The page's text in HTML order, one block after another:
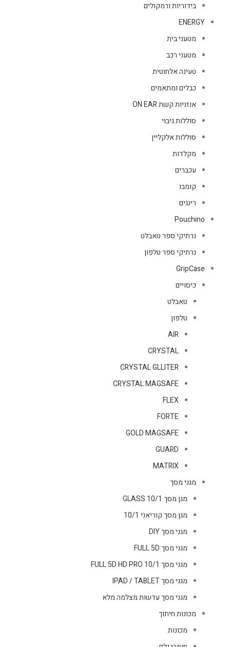
בידוריות ורמקולים
ENERGY
מטעני בית
מטעני רכב
טעינה אלחוטית
כבלים ומתאמים
אוזניות קשת ON EAR
סוללות גיבוי
סוללות אלקליין
מקלדות
עכברים
קומבו
רינגים
Pouchino
נרתיקי ספר טאבלט
נרתיקי ספר טלפון
GripCase
כיסויים
טאבלט
טלפון
AIR
CRYSTAL
CRYSTAL GLLITER
CRYSTAL MAGSAFE
FLEX
FORTE
GOLD MAGSAFE
GUARD
MATRIX
מגני מסך
מגן מסך GLASS 10/1
מגן מסך קוריאני 10/1
מגני מסך DIY
מגני מסך FULL 5D
מגני מסך FULL 5D HD PRO 10/1
מגני מסך IPAD / TABLET
מגני מסך עדשות מצלמה מלא
מכונות חיתוך
מכונות